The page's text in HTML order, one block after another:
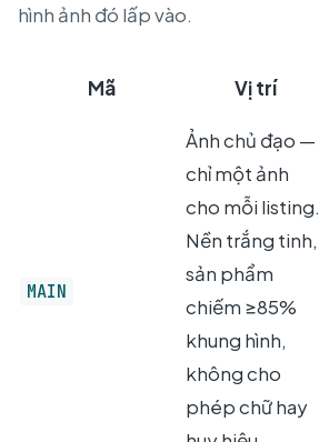
hình ảnh đó lấp vào.
Mã Vị trí
MAIN
Ảnh chủ đạo —
chỉ một ảnh
cho mỗi listing.
Nền trắng tinh,
sản phẩm
chiếm ≥85%
khung hình,
không cho
phép chữ hay